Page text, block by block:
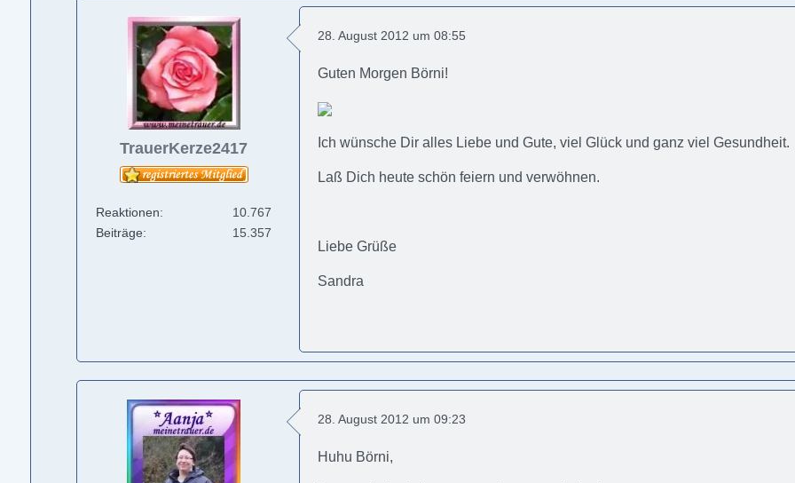
TrauerKerze2417
Reaktionen
10.767
Beiträge
15.357
28. August 2012 um 08:55
Guten Morgen Börni!
Ich wünsche Dir alles Liebe und Gute, viel Glück und ganz viel Gesundheit.
Laß Dich heute schön feiern und verwöhnen.
Liebe Grüße
Sandra
28. August 2012 um 09:23
Huhu Börni,